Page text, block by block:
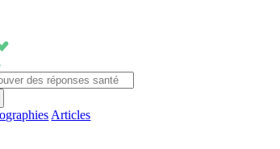
contenu
Articles